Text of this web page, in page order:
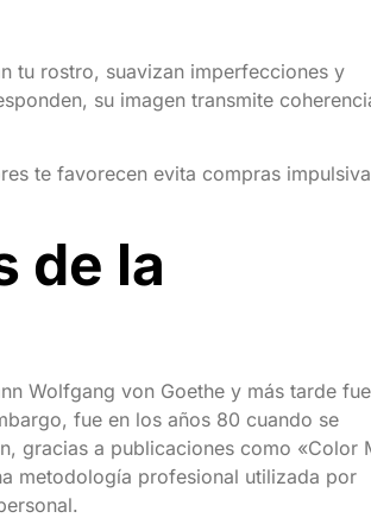
tu rostro, suavizan imperfecciones y
su imagen transmite
te favorecen evita compras
de la
Wolfgang von Goethe y más tarde fue
fue en los años 80 cuando se
gracias a publicaciones como «Color
metodología profesional utilizada por